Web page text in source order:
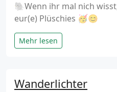
🐘Wenn ihr mal nich
eur(e) Plüschies 🥳😊
Mehr lesen
Wanderlichter